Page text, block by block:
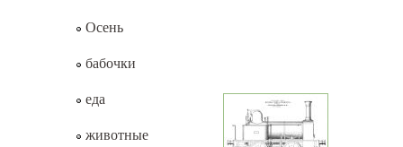
Осень
бабочки
еда
животные